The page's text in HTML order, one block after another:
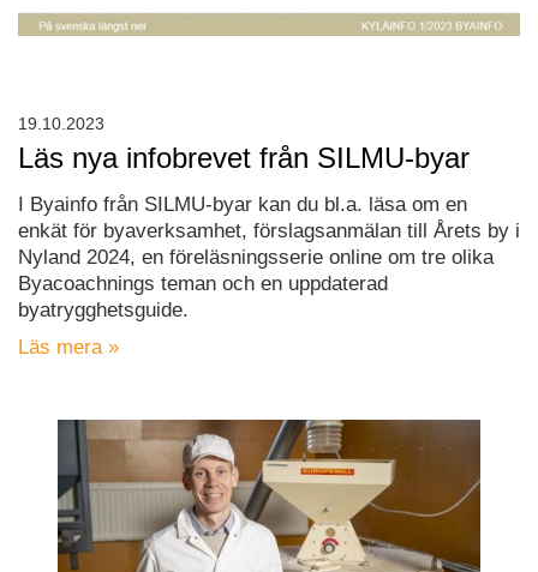
Läs nya infobrevet från SILMU-byar
I Byainfo från SILMU-byar kan du bl.a. läsa om en
enkät för byaverksamhet, förslagsanmälan till Årets by i
Nyland 2024, en föreläsningsserie online om tre olika
Byacoachnings teman och en uppdaterad
byatrygghetsguide.
Läs mera »
19.10.2023